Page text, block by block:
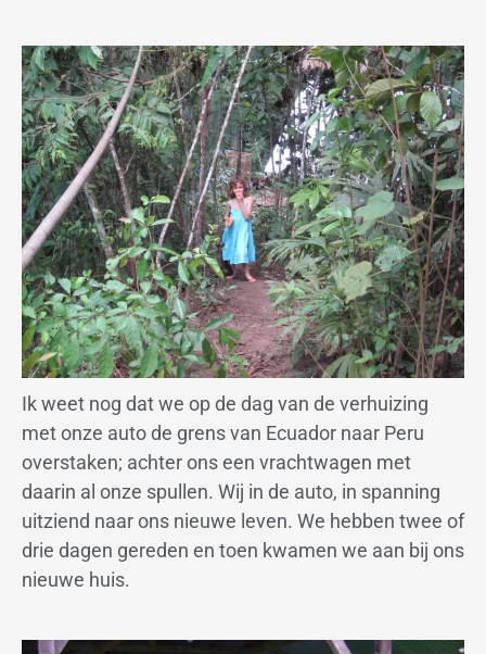
Ik weet nog dat we op de dag van de verhuizing
met onze auto de grens van Ecuador naar Peru
overstaken; achter ons een vrachtwagen met
daarin al onze spullen. Wij in de auto, in spanning
uitziend naar ons nieuwe leven. We hebben twee of
drie dagen gereden en toen kwamen we aan bij ons
nieuwe huis.